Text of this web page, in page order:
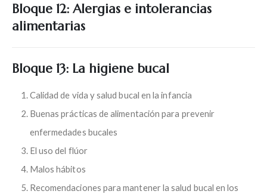
Bloque 12: Alergias e intolerancias
alimentarias
Bloque 13: La higiene bucal
Calidad de vida y salud bucal en la infancia
Buenas prácticas de alimentación para prevenir
enfermedades bucales
El uso del flúor
Malos hábitos
Recomendaciones para mantener la salud bucal en los